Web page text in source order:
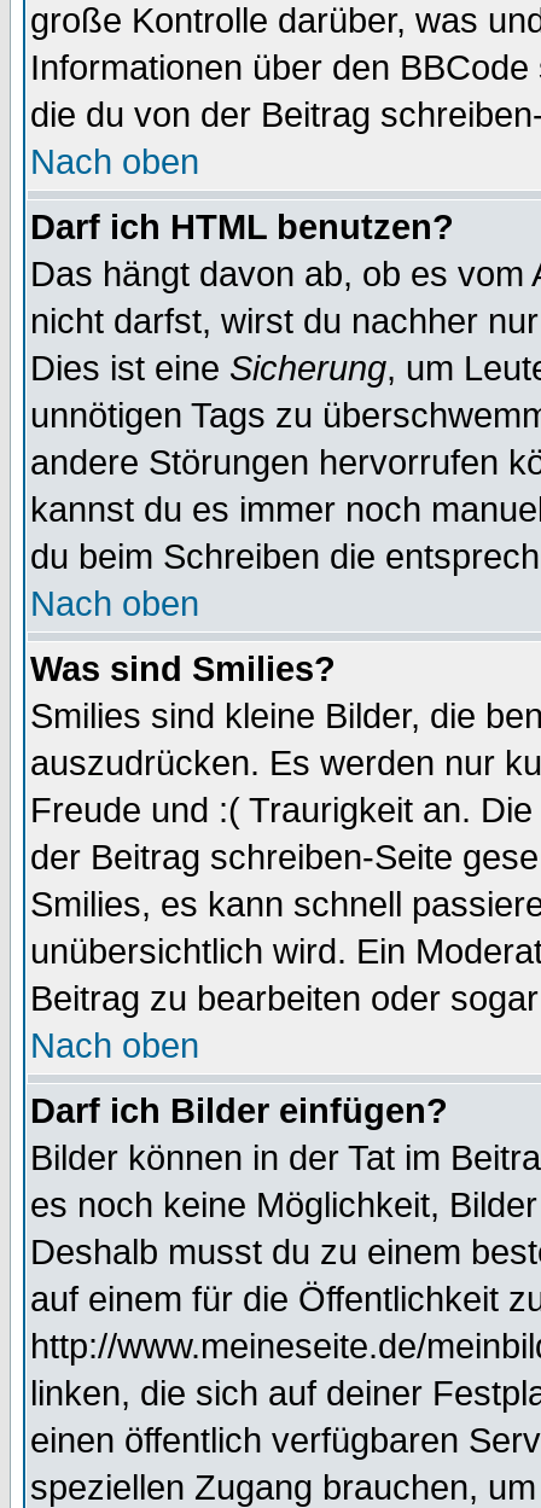
große Kontrolle darüber, was
Informationen über den
die du von der Beitrag
Nach oben
Darf ich HTML benutzen?
Das hängt davon ab, ob es
nicht darfst, wirst du nachher
Dies ist eine Sicherung, um
unnötigen Tags zu
andere Störungen hervorrufen
kannst du es immer noch
du beim Schreiben die
Nach oben
Was sind Smilies?
Smilies sind kleine Bilder, die
auszudrücken. Es werden nur
Freude und :( Traurigkeit an.
der Beitrag schreiben-Seite
Smilies, es kann schnell
unübersichtlich wird. Ein
Beitrag zu bearbeiten oder
Nach oben
Darf ich Bilder einfügen?
Bilder können in der Tat im
es noch keine Möglichkeit,
Deshalb musst du zu einem
auf einem für die Öffentlichkeit
http://www.meineseite.de/
linken, die sich auf deiner
einen öffentlich verfügbaren
speziellen Zugang brauchen,